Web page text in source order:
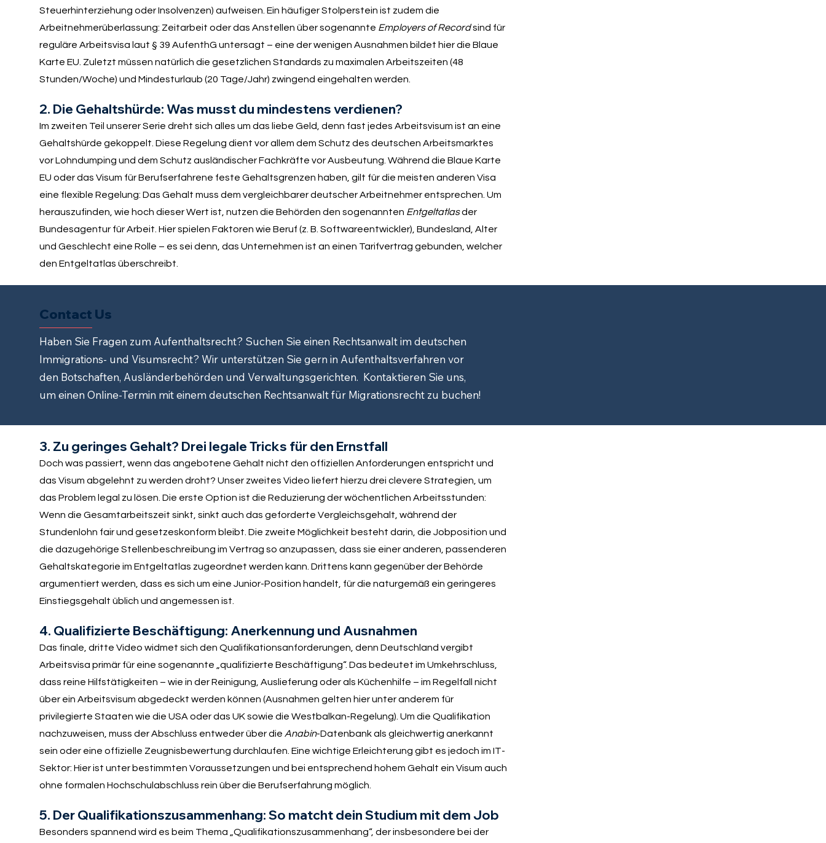
Steuerhinterziehung oder Insolvenzen) aufweisen. Ein häufiger Stolperstein ist zudem die
Arbeitnehmerüberlassung: Zeitarbeit oder das Anstellen über sogenannte Employers of Recordsind für
reguläre Arbeitsvisa laut § 39 AufenthG untersagt – eine der wenigen Ausnahmen bildet hier die Blaue
Karte EU. Zuletzt müssen natürlich die gesetzlichen Standards zu maximalen Arbeitszeiten (48
Stunden/Woche) und Mindesturlaub (20 Tage/Jahr) zwingend eingehalten werden.
2. Die Gehaltshürde: Was musst du mindestens verdienen?
Im zweiten Teil unserer Serie dreht sich alles um das liebe Geld, denn fast jedes Arbeitsvisum ist an eine
Gehaltshürde gekoppelt. Diese Regelung dient vor allem dem Schutz des deutschen Arbeitsmarktes
vor Lohndumping und dem Schutz ausländischer Fachkräfte vor Ausbeutung. Während die Blaue Karte
EU oder das Visum für Berufserfahrene feste Gehaltsgrenzen haben, gilt für die meisten anderen Visa
eine flexible Regelung: Das Gehalt muss dem vergleichbarer deutscher Arbeitnehmer entsprechen. Um
herauszufinden, wie hoch dieser Wert ist, nutzen die Behörden den sogenannten Entgeltatlasder
Bundesagentur für Arbeit. Hier spielen Faktoren wie Beruf (z. B. Softwareentwickler), Bundesland, Alter
und Geschlecht eine Rolle – es sei denn, das Unternehmen ist an einen Tarifvertrag gebunden, welcher
den Entgeltatlas überschreibt.
Contact Us
Haben Sie Fragen zum Aufenthaltsrecht? Suchen Sie einen Rechtsanwalt im deutschen
Immigrations- und Visumsrecht? Wir unterstützen Sie gern in Aufenthaltsverfahren vor
den Botschaften, Ausländerbehörden und Verwaltungsgerichten. Kontaktieren Sie uns,
um einen Online-Termin mit einem deutschen Rechtsanwalt für Migrationsrecht zu buchen!
3. Zu geringes Gehalt? Drei legale Tricks für den Ernstfall
Doch was passiert, wenn das angebotene Gehalt nicht den offiziellen Anforderungen entspricht und
das Visum abgelehnt zu werden droht? Unser zweites Video liefert hierzu drei clevere Strategien, um
das Problem legal zu lösen. Die erste Option ist die Reduzierung der wöchentlichen Arbeitsstunden:
Wenn die Gesamtarbeitszeit sinkt, sinkt auch das geforderte Vergleichsgehalt, während der
Stundenlohn fair und gesetzeskonform bleibt. Die zweite Möglichkeit besteht darin, die Jobposition und
die dazugehörige Stellenbeschreibung im Vertrag so anzupassen, dass sie einer anderen, passenderen
Gehaltskategorie im Entgeltatlas zugeordnet werden kann. Drittens kann gegenüber der Behörde
argumentiert werden, dass es sich um eine Junior-Position handelt, für die naturgemäß ein geringeres
Einstiegsgehalt üblich und angemessen ist.
4. Qualifizierte Beschäftigung: Anerkennung und Ausnahmen
Das finale, dritte Video widmet sich den Qualifikationsanforderungen, denn Deutschland vergibt
Arbeitsvisa primär für eine sogenannte „qualifizierte Beschäftigung“. Das bedeutet im Umkehrschluss,
dass reine Hilfstätigkeiten – wie in der Reinigung, Auslieferung oder als Küchenhilfe – im Regelfall nicht
über ein Arbeitsvisum abgedeckt werden können (Ausnahmen gelten hier unter anderem für
privilegierte Staaten wie die USA oder das UK sowie die Westbalkan-Regelung). Um die Qualifikation
nachzuweisen, muss der Abschluss entweder über die Anabin-Datenbank als gleichwertig anerkannt
sein oder eine offizielle Zeugnisbewertung durchlaufen. Eine wichtige Erleichterung gibt es jedoch im IT-
Sektor: Hier ist unter bestimmten Voraussetzungen und bei entsprechend hohem Gehalt ein Visum auch
ohne formalen Hochschulabschluss rein über die Berufserfahrung möglich.
5. Der Qualifikationszusammenhang: So matcht dein Studium mit dem Job
Besonders spannend wird es beim Thema „Qualifikationszusammenhang“, der insbesondere bei der